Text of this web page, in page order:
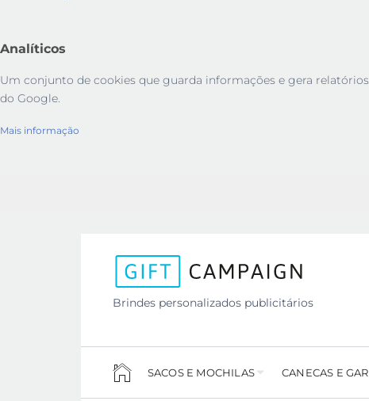
Analíticos
Um conjunto de cookies que guarda informações e gera
do Google.
Mais informação
Brindes personalizados publicitários
SACOS E MOCHILAS CANECAS E